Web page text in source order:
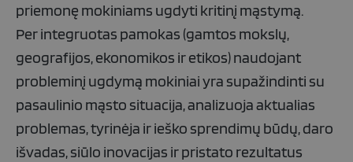
priemonę mokiniams ugdyti kritinį mąstymą.
Per integruotas pamokas (gamtos mokslų,
geografijos, ekonomikos ir etikos) naudojant
probleminį ugdymą mokiniai yra supažindinti su
pasaulinio mąsto situacija, analizuoja aktualias
problemas, tyrinėja ir ieško sprendimų būdų, daro
išvadas, siūlo inovacijas ir pristato rezultatus